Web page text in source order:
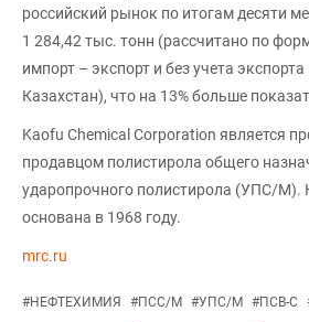
российский рынок по итогам десяти
1 284,42 тыс. тонн (рассчитано по
импорт – экспорт и без учета
Казахстан), что на 13% больше
Kaofu Chemical Corporation является
продавцом полистирола общего
ударопрочного полистирола (УПС/М).
основана в 1968 году.
mrc.ru
#НЕФТЕХИМИЯ #ПСС/М #УПС/М #ПСВ-С